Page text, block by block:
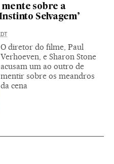
mente sobre a
Selvagem’
O diretor do filme, Paul
Verhoeven, e Sharon Stone
acusam um ao outro de
mentir sobre os meandros
da cena